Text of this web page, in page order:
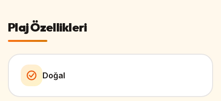
Plaj Özellikleri
Doğal